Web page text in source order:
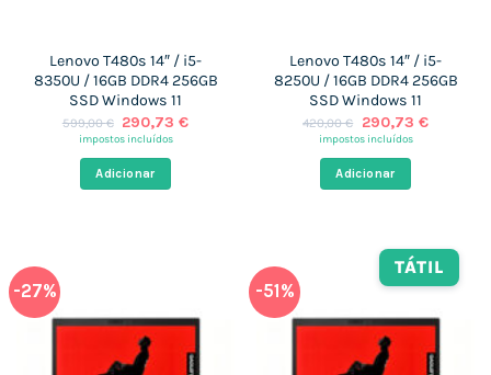
Lenovo T480s 14″ / i5-
8350U / 16GB DDR4 256GB
SSD Windows 11
599,00€ O
preço
era:
599,00 €.
290,73€O
impostos incluídos
Adicionar
Lenovo T480s 14″ / i5-
8250U / 16GB DDR4 256GB
SSD Windows 11
420,00€
O
preço
era:
420,00 €.
290,73 €O
impostos incluídos
Adicionar
-27% -51%
TÁTIL